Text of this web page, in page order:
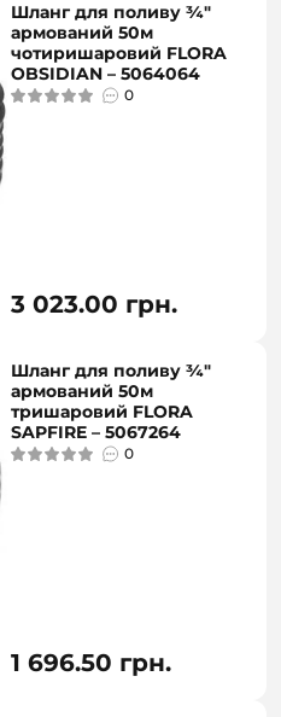
Шланг для поливу ¾″
армований 50м
чотиришаровий FLORA
OBSIDIAN – 5064064
0
3 023.00 грн.
Шланг для поливу ¾"
армований 50м
тришаровий FLORA
SAPFIRE – 5067264
0
1 696.50 грн.